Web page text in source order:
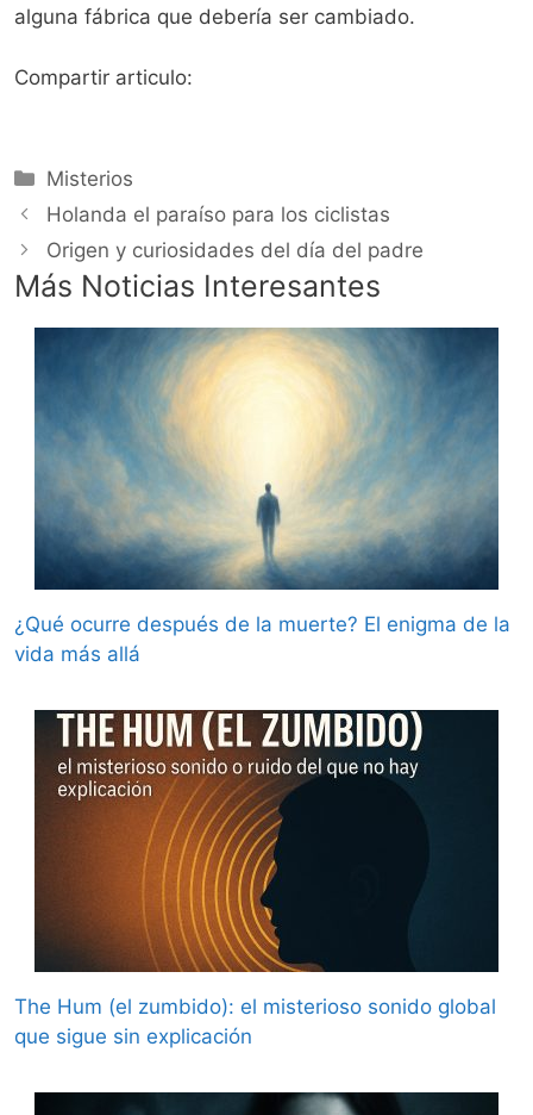
alguna fábrica que debería ser cambiado.
Compartir articulo:
Categorías
Misterios
Holanda el paraíso para los ciclistas
Origen y curiosidades del día del padre
Más Noticias Interesantes
¿Qué ocurre después de la muerte? El enigma de la
vida más allá
The Hum (el zumbido): el misterioso sonido global
que sigue sin explicación